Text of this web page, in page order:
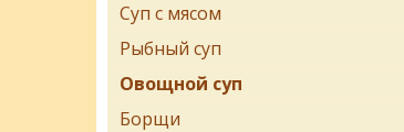
Суп с мясом
Рыбный суп
Овощной суп
Борщи